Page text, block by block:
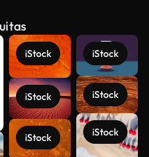
iStock
iStock
iStock
iStock
iStock
iStock